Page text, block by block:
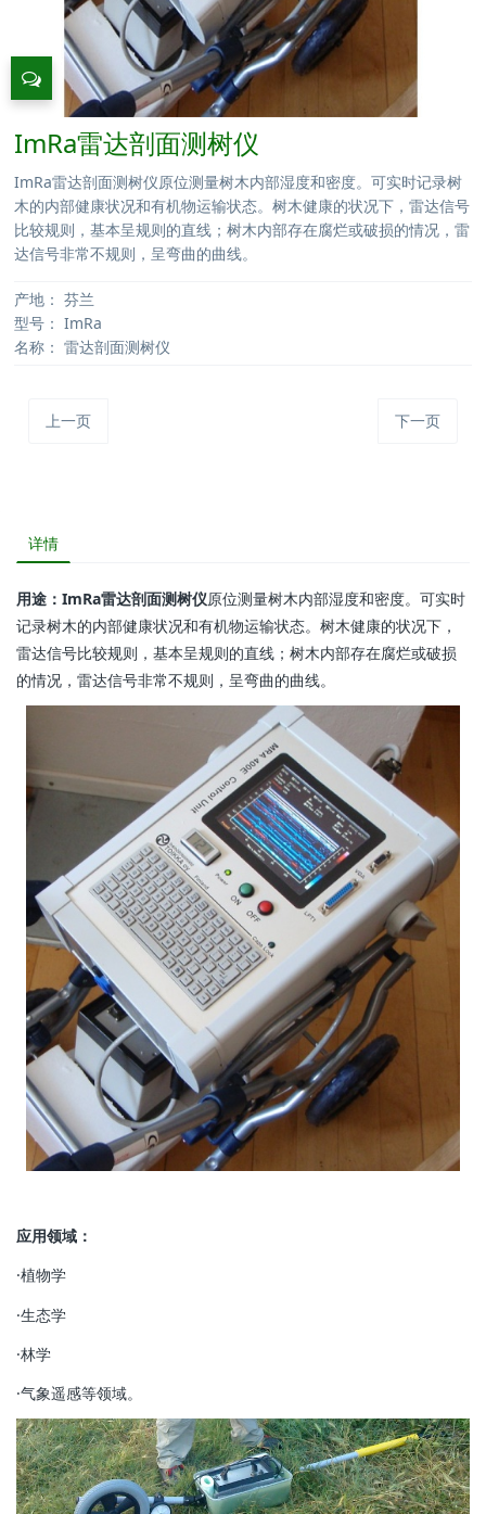
ImRa雷达剖面测树仪
ImRa雷达剖面测树仪原位测量树木内部湿度和密度。可实时记录树
木的内部健康状况和有机物运输状态。树木健康的状况下，雷达信号
比较规则，基本呈规则的直线；树木内部存在腐烂或破损的情况，雷
达信号非常不规则，呈弯曲的曲线。
产地： 芬兰
型号： ImRa
名称： 雷达剖面测树仪
上一页 下一页
详情
用途：ImRa雷达剖面测树仪原位测量树木内部湿度和密度。可实时
记录树木的内部健康状况和有机物运输状态。树木健康的状况下，
雷达信号比较规则，基本呈规则的直线；树木内部存在腐烂或破损
的情况，雷达信号非常不规则，呈弯曲的曲线。
应用领域：
·植物学
·生态学
·林学
·气象遥感等领域。